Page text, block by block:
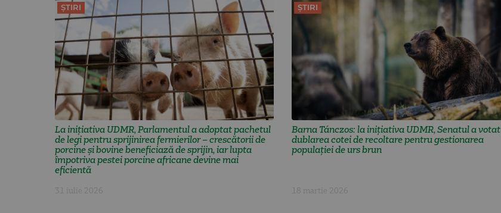
ȘTIRI
La inițiativa UDMR, Parlamentul a adoptat pachetul
de legi pentru sprijinirea fermierilor – crescătorii de
porcine și bovine beneficiază de sprijin, iar lupta
împotriva pestei porcine africane devine mai
eficientă
31 iulie 2026
ȘTIRI
Barna Tánczos: la inițiativa UDMR, Senatul a votat
dublarea cotei de recoltare pentru gestionarea
populației de urs brun
18 martie 2026